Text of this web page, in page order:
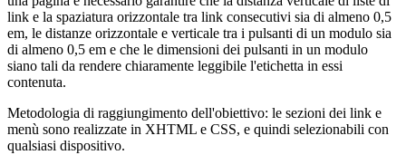
link e la spaziatura orizzontale tra link consecutivi sia di almeno 0,5
em, le distanze orizzontale e verticale tra i pulsanti di un modulo sia
di almeno 0,5 em e che le dimensioni dei pulsanti in un modulo
siano tali da rendere chiaramente leggibile l'etichetta in essi
contenuta.
Metodologia di raggiungimento dell'obiettivo: le sezioni dei link e
menù sono realizzate in XHTML e CSS, e quindi selezionabili con
qualsiasi dispositivo.